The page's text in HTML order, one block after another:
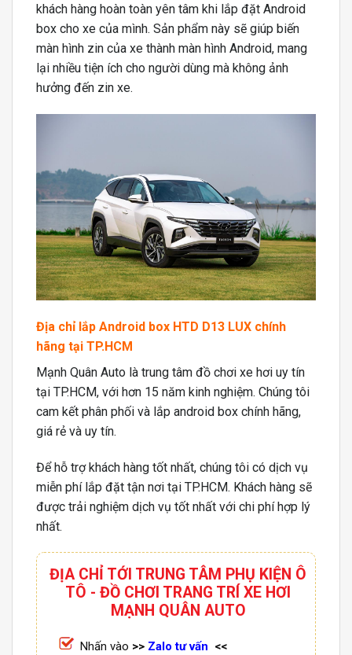
khách hàng hoàn toàn yên tâm khi lắp đặt Android
box cho xe của mình. Sản phẩm này sẽ giúp biến
màn hình zin của xe thành màn hình Android, mang
lại nhiều tiện ích cho người dùng mà không ảnh
hưởng đến zin xe.
Địa chỉ lắp Android box HTD D13 LUX chính
hãng tại TP.HCM
Mạnh Quân Auto là trung tâm đồ chơi xe hơi uy tín
tại TP.HCM, với hơn 15 năm kinh nghiệm. Chúng tôi
cam kết phân phối và lắp android box chính hãng,
giá rẻ và uy tín.
Để hỗ trợ khách hàng tốt nhất, chúng tôi có dịch vụ
miễn phí lắp đặt tận nơi tại TP.HCM. Khách hàng sẽ
được trải nghiệm dịch vụ tốt nhất với chi phí hợp lý
nhất.
ĐỊA CHỈ TỚI TRUNG TÂM PHỤ KIỆN Ô
TÔ - ĐỒ CHƠI TRANG TRÍ XE HƠI
MẠNH QUÂN AUTO
Nhấn vào >> Zalo tư vấn <<